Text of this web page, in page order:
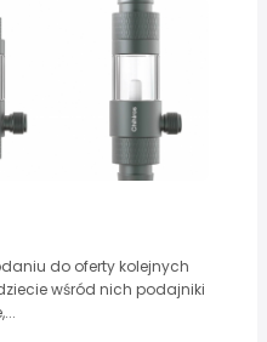
do oferty kolejnych
wśród nich podajniki